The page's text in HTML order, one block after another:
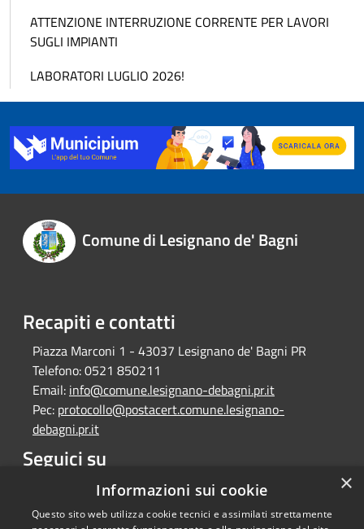
ATTENZIONE INTERRUZIONE CORRENTE PER LAVORI
SUGLI IMPIANTI
LABORATORI LUGLIO 2026!
Comune di Lesignano de' Bagni
Recapiti e contatti
Piazza Marconi 1 - 43037 Lesignano de' Bagni PR
Telefono:0521 850211
Email: info@comune.lesignano-debagni.pr.it
Pec: protocollo@postacert.comune.lesignano-
debagni.pr.it
Seguici su
Facebook ×
Informazioni sui cookie
Questo sito web utilizza cookie tecnici e assimilati strettamente